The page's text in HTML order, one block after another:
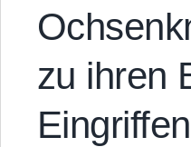
zu ihren
Eingriffen